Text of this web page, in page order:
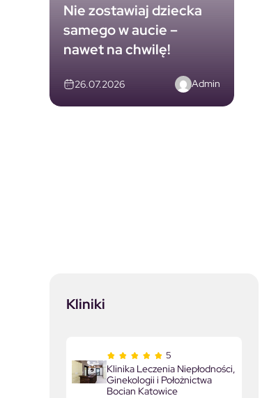
Nie zostawiaj dziecka
samego w aucie –
nawet na chwilę!
26.07.2026 Admin
Kliniki
5
Klinika Leczenia Niepłodności,
Ginekologii i Położnictwa
Bocian Katowice